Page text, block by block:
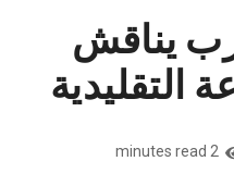
يناقش
التقليدية
2 minutes read